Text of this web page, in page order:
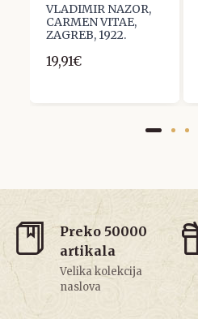
VLADIMIR NAZOR,
CARMEN VITAE,
ZAGREB, 1922.
19,91€
Preko 50000
artikala
Velika kolekcija
naslova